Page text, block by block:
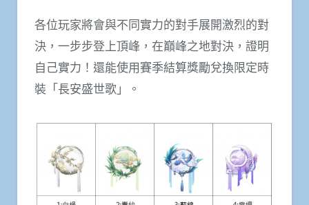
各位玩家將會與不同實力的對手展開激烈的對
決，一步步登上頂峰，在巔峰之地對決，證明
自己實力！還能使用賽季結算獎勵兌換限定時
裝「長安盛世歌」。